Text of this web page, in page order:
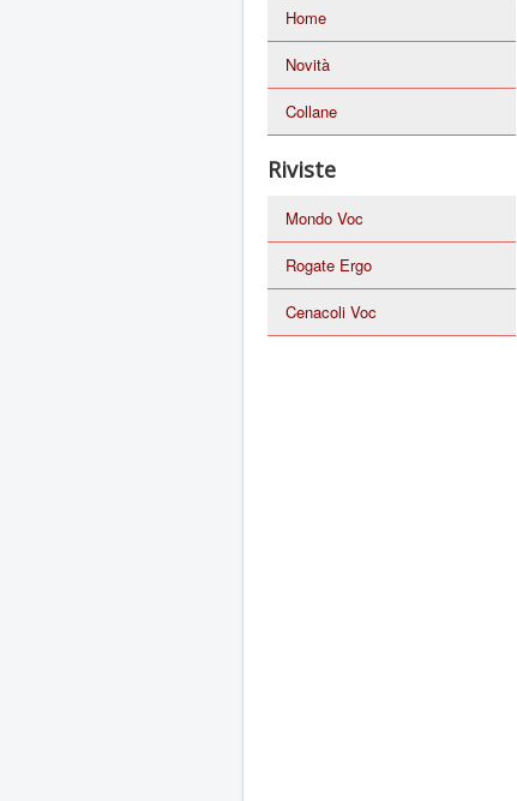
Home
Novità
Collane
Riviste
Mondo Voc
Rogate Ergo
Cenacoli Voc